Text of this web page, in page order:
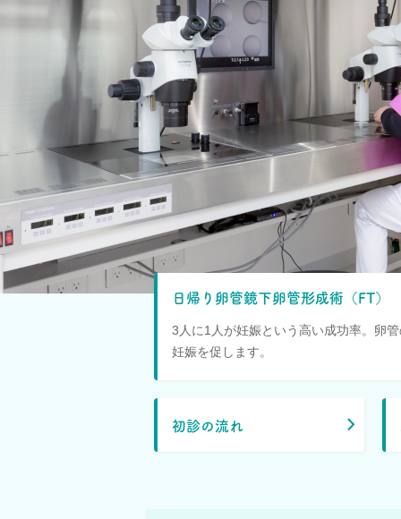
日帰り卵管鏡下卵管形成術（FT）
3人に1人が妊娠という高い成功率。卵
妊娠を促します。
初診の流れ